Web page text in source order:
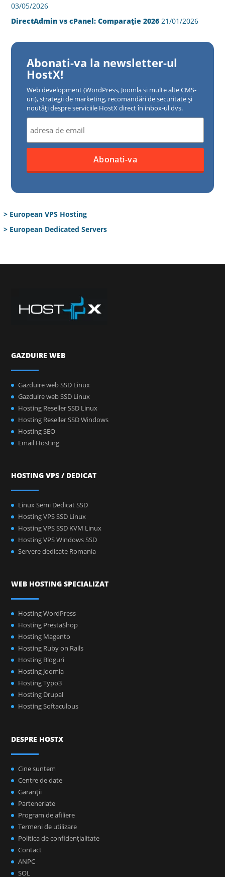
03/05/2026
DirectAdmin vs cPanel: Comparație 2026 21/01/2026
Abonati-va la newsletter-ul
HostX!
Web development (WordPress, Joomla si multe alte CMS-
uri), strategii de marketing, recomandări de securitate și
noutăți despre serviciile HostX direct în inbox-ul dvs.
> European VPS Hosting
> European Dedicated Servers
GAZDUIRE WEB
Gazduire web SSD Linux
Gazduire web SSD Linux
Hosting Reseller SSD Linux
Hosting Reseller SSD Windows
Hosting SEO
Email Hosting
HOSTING VPS / DEDICAT
Linux Semi Dedicat SSD
Hosting VPS SSD Linux
Hosting VPS SSD KVM Linux
Hosting VPS Windows SSD
Servere dedicate Romania
WEB HOSTING SPECIALIZAT
Hosting WordPress
Hosting PrestaShop
Hosting Magento
Hosting Ruby on Rails
Hosting Bloguri
Hosting Joomla
Hosting Typo3
Hosting Drupal
Hosting Softaculous
DESPRE HOSTX
Cine suntem
Centre de date
Garanţii
Parteneriate
Program de afiliere
Termeni de utilizare
Politica de confidenţialitate
Contact
ANPC
SOL